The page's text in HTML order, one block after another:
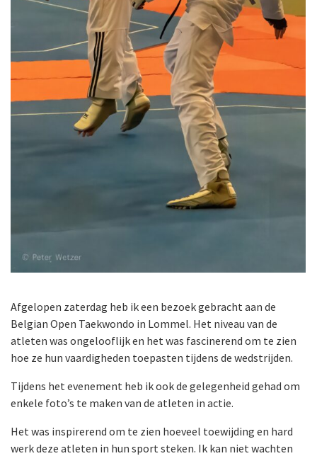
Afgelopen zaterdag heb ik een bezoek gebracht aan de
Belgian Open Taekwondo in Lommel. Het niveau van de
atleten was ongelooflijk en het was fascinerend om te zien
hoe ze hun vaardigheden toepasten tijdens de wedstrijden.
Tijdens het evenement heb ik ook de gelegenheid gehad om
enkele foto’s te maken van de atleten in actie.
Het was inspirerend om te zien hoeveel toewijding en hard
werk deze atleten in hun sport steken. Ik kan niet wachten